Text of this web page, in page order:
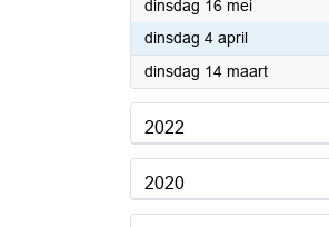
dinsdag 16 mei2023
dinsdag 4 april2023
dinsdag 14 maart2023
2022
2020